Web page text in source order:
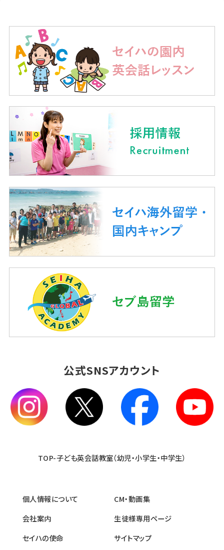
公式SNSアカウント
TOP-子ども英会話教室（幼児・小学生・中学生）
個人情報について
会社案内
セイハの使命
CM・動画集
生徒様専用ページ
サイトマップ